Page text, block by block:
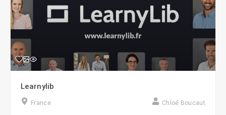
Learnylib
France Chloé Boucaut